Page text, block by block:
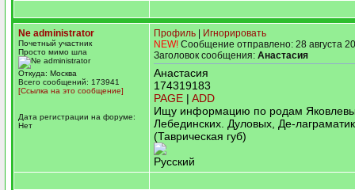
Ne administrator
Почетный участник
Просто мимо шла
Откуда: Москва
Всего сообщений: 173941
[Ссылка на это сообщение]
Дата регистрации на форуме:
Нет
Профиль
Игнорировать
NEW! Сообщение отправлено: 28 августа
Заголовок сообщения: Анастасия
Анастасия
174319183
PAGE | ADD
Ищу информацию по родам
Лебединских. Дуловых, Де-лаграматик
(Таврическая губ)
Русский